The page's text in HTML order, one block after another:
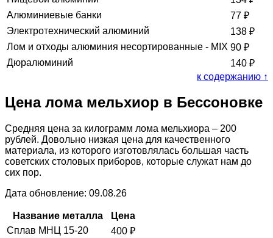
Алюминиевые банки
77 ₽
Электротехнический алюминий
138 ₽
Лом и отходы алюминия несортированные - MIX 90 ₽
Дюралюминий
140 ₽
к содержанию ↑
Цена лома мельхиор в Бессоновке
Средняя цена за килограмм лома мельхиора – 200
рублей. Довольно низкая цена для качественного
материала, из которого изготовлялась большая часть
советских столовых приборов, которые служат нам до
сих пор.
Дата обновление: 09.08.26
Название металла
Цена
Сплав МНЦ 15-20
400 ₽